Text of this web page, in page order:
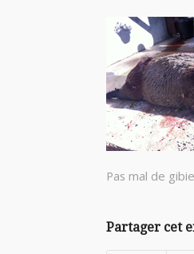
Pas mal de
Partager cet